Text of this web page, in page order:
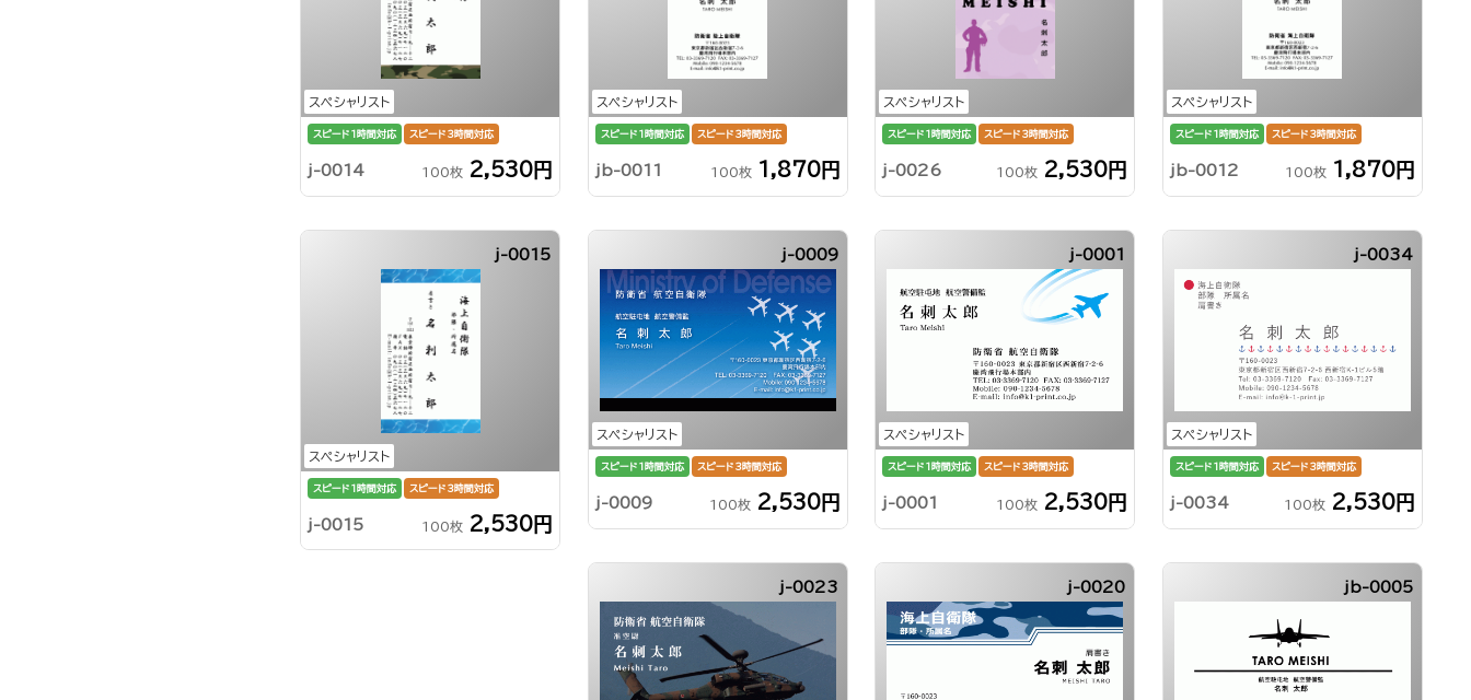
スペシャリスト
スピード1時間対応 スピード3時間対応
j-0014 100枚 2,530円
スペシャリスト
スピード1時間対応 スピード3時間対応
jb-0011 100枚 1,870円
スペシャリスト
スピード1時間対応 スピード3時間対応
j-0026 100枚 2,530円
スペシャリスト
スピード1時間対応 スピード3時間対応
jb-0012 100枚 1,870円
スペシャリスト
j-0015
スピード1時間対応 スピード3時間対応
j-0015 100枚 2,530円
スペシャリスト
j-0009
スピード1時間対応 スピード3時間対応
j-0009 100枚 2,530円
スペシャリスト
j-0001
スピード1時間対応 スピード3時間対応
j-0001 100枚 2,530円
スペシャリスト
j-0034
スピード1時間対応 スピード3時間対応
j-0034 100枚 2,530円
j-0023 j-0020 jb-0005